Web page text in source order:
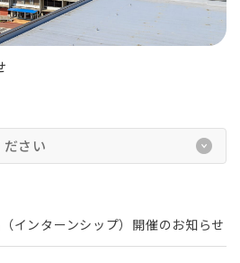
さい
インターンシップ）開催のお知らせ